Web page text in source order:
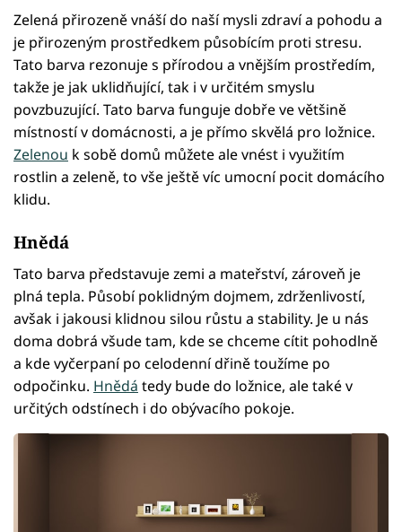
Zelená přirozeně vnáší do naší mysli zdraví a pohodu a
je přirozeným prostředkem působícím proti stresu.
Tato barva rezonuje s přírodou a vnějším prostředím,
takže je jak uklidňující, tak i v určitém smyslu
povzbuzující. Tato barva funguje dobře ve většině
místností v domácnosti, a je přímo skvělá pro ložnice.
Zelenou k sobě domů můžete ale vnést i využitím
rostlin a zeleně, to vše ještě víc umocní pocit domácího
klidu.
Hnědá
Tato barva představuje zemi a mateřství, zároveň je
plná tepla. Působí poklidným dojmem, zdrženlivostí,
avšak i jakousi klidnou silou růstu a stability. Je u nás
doma dobrá všude tam, kde se chceme cítit pohodlně
a kde vyčerpaní po celodenní dřině toužíme po
odpočinku. Hnědá tedy bude do ložnice, ale také v
určitých odstínech i do obývacího pokoje.